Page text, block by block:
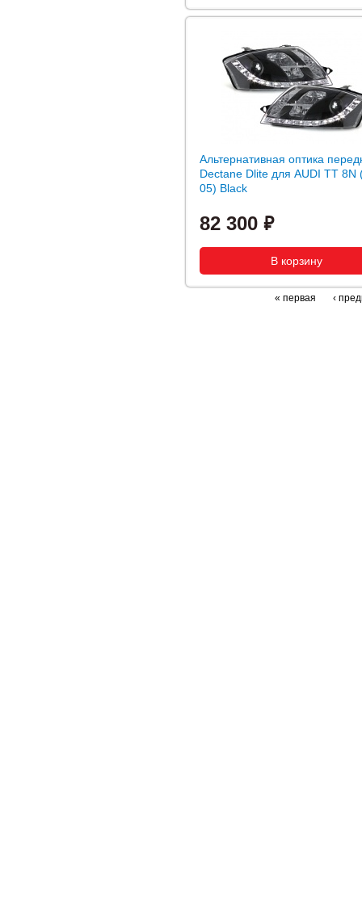
Альтернативная оптика
Dectane Dlite для AUDI TT 8N
05) Black
82 300
« первая ‹